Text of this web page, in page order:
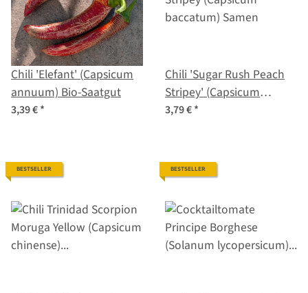
Chili 'Elefant' (Capsicum
annuum) Bio-Saatgut
3,39 €*
Chili 'Sugar Rush Peach
Stripey' (Capsicum
baccatum) Samen
3,79 €*
BESTSELLER BESTSELLER